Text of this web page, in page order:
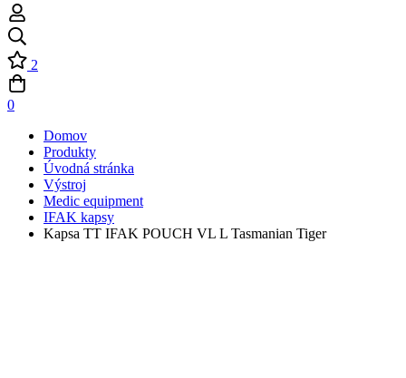
2
0
Domov
Produkty
Úvodná stránka
Výstroj
Medic equipment
IFAK kapsy
Kapsa TT IFAK POUCH VL L Tasmanian Tiger